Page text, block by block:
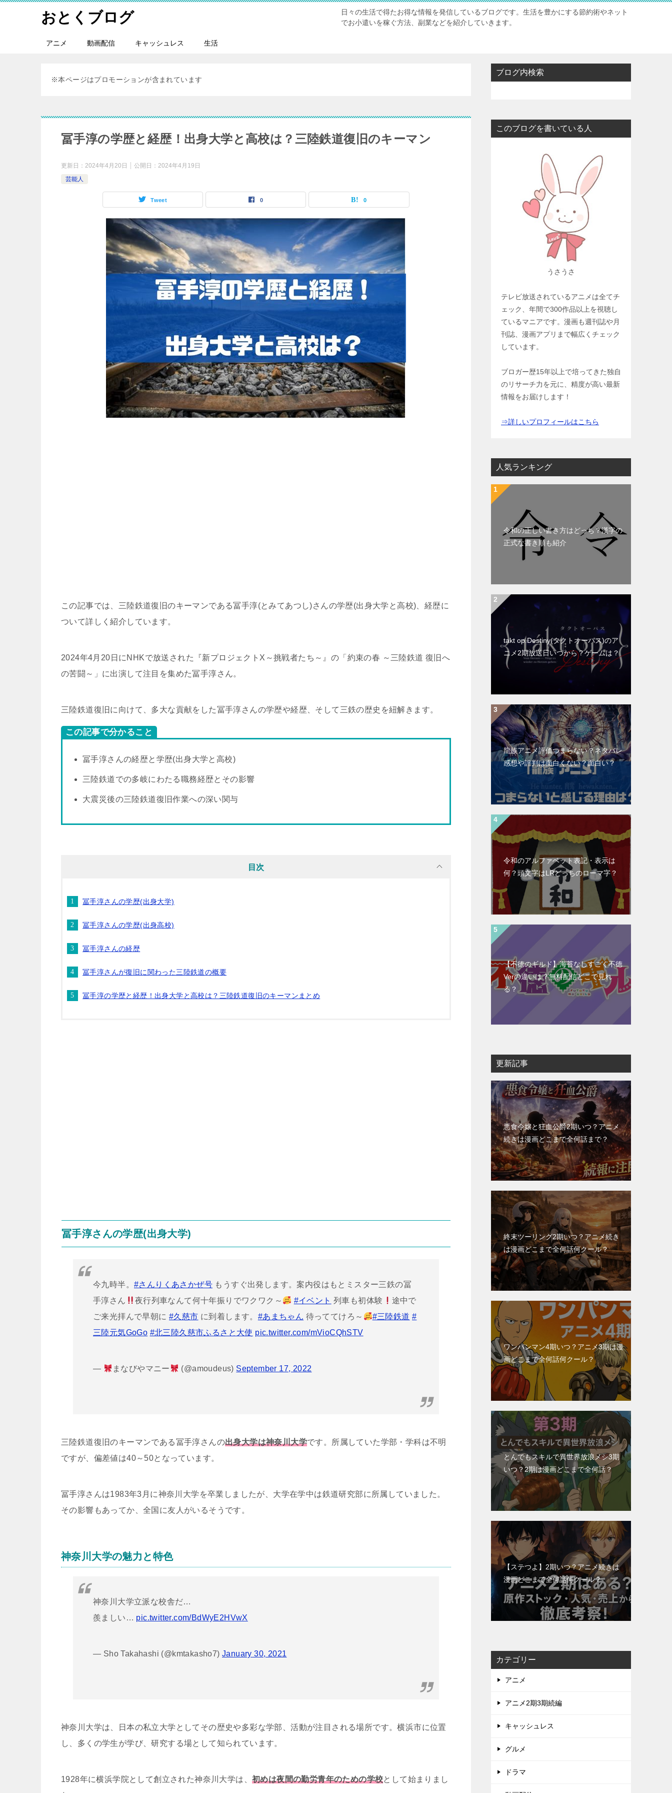
おとくブログ
日々の生活で得たお得な情報を発信しているブログです。生活を豊かにする節約術やネット
でお小遣いを稼ぐ方法、副業などを紹介していきます。
アニメ 動画配信 キャッシュレス 生活
※本ページはプロモーションが含まれています
冨手淳の学歴と経歴！出身大学と高校は？三陸鉄道復旧のキーマン
更新日： 2024年4月20日 公開日： 2024年4月19日
芸能人
Tweet 0 0
この記事では、三陸鉄道復旧のキーマンである冨手淳(とみてあつし)さんの学歴(出身大学と高校)、経歴に
ついて詳しく紹介しています。
2024年4月20日にNHKで放送された『新プロジェクトX～挑戦者たち～』の「約束の春 ～三陸鉄道 復旧へ
の苦闘～」に出演して注目を集めた冨手淳さん。
三陸鉄道復旧に向けて、多大な貢献をした冨手淳さんの学歴や経歴、そして三鉄の歴史を紐解きます。
この記事で分かること
冨手淳さんの経歴と学歴(出身大学と高校)
三陸鉄道での多岐にわたる職務経歴とその影響
大震災後の三陸鉄道復旧作業への深い関与
目次
冨手淳さんの学歴(出身大学)
冨手淳さんの学歴(出身高校)
冨手淳さんの経歴
冨手淳さんが復旧に関わった三陸鉄道の概要
冨手淳の学歴と経歴！出身大学と高校は？三陸鉄道復旧のキーマンまとめ
冨手淳さんの学歴(出身大学)
今九時半。 #さんりくあさかぜ号 もうすぐ出発します。案内役はもとミスター三鉄の冨
手淳さん
夜行列車なんて何十年振りでワクワク～ #イベント 列車も初体験
途中で
ご来光拝んで早朝に #久慈市 に到着します。 #あまちゃん 待っててけろ～ #三陸鉄道 #
三陸元気GoGo #北三陸久慈市ふるさと大使 pic.twitter.com/mVioCQhSTV
— まなびやマニー (@amoudeus) September 17, 2022
三陸鉄道復旧のキーマンである冨手淳さんの出身大学は神奈川大学です。所属していた学部・学科は不明
ですが、偏差値は40～50となっています。
冨手淳さんは1983年3月に神奈川大学を卒業しましたが、大学在学中は鉄道研究部に所属していました。
その影響もあってか、全国に友人がいるそうです。
神奈川大学の魅力と特色
神奈川大学立派な校舎だ…
羨ましい… pic.twitter.com/BdWyE2HVwX
— Sho Takahashi (@kmtakasho7) January 30, 2021
神奈川大学は、日本の私立大学としてその歴史や多彩な学部、活動が注目される場所です。横浜市に位置
し、多くの学生が学び、研究する場として知られています。
1928年に横浜学院として創立された神奈川大学は、 初めは夜間の勤労青年のための学校として始まりまし
ブログ内検索
このブログを書いている人
うさうさ
テレビ放送されているアニメは全てチ
ェック、年間で300作品以上を視聴し
ているマニアです。漫画も週刊誌や月
刊誌、漫画アプリまで幅広くチェック
しています。
ブロガー歴15年以上で培ってきた独自
のリサーチ力を元に、精度が高い最新
情報をお届けします！
⇒詳しいプロフィールはこちら
人気ランキング
令和の正しい書き方はどっち？漢字の
正式な書き順も紹介
takt op.Destiny(タクトオーパス)のア
ニメ2期放送日いつから？ゲームは？
龍族アニメ評価つまらない？ネタバレ
感想や評判は面白くない？面白い？
令和のアルファベット表記・表示は
何？頭文字はLRどっちのローマ字？
【不徳のギルド】海苔なしすごく不徳
Verの違いは？無料配信どこで見れ
る？
更新記事
悪食令嬢と狂血公爵2期いつ？アニメ
続きは漫画どこまで全何話まで？
終末ツーリング2期いつ？アニメ続き
は漫画どこまで全何話何クール？
ワンパンマン4期いつ？アニメ3期は漫
画どこまで全何話何クール？
とんでもスキルで異世界放浪メシ3期
いつ？2期は漫画どこまで全何話？
【ステつよ】2期いつ？アニメ続きは
漫画どこまで全何話何クール？
カテゴリー
アニメ
アニメ2期3期続編
キャッシュレス
グルメ
ドラマ